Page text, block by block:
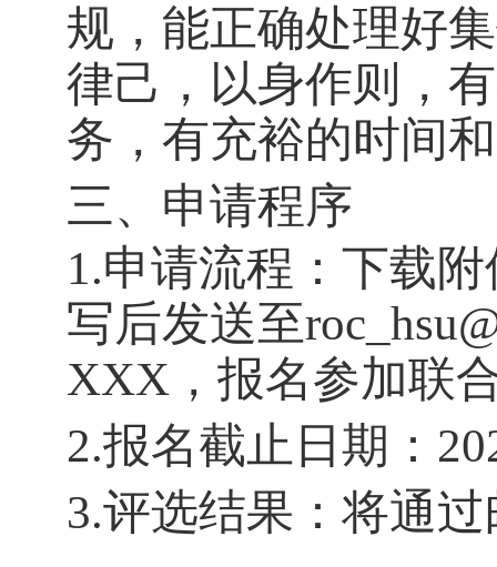
规，能正确处理好
律己，以身作则，
务，有充裕的时间
三、申请程序
1.申请流程： 下载
写后发送至
XXX，报名参加联
2.报名截止日期：
3.评选结果：将通